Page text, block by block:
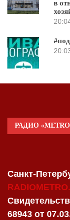
в
РАДИО
Санкт-
68943 от